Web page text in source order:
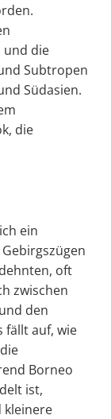
und die
Subtropen
Südasien.
die
ein
oft
zwischen
den
fällt auf, wie
Borneo
ist,
kleinere